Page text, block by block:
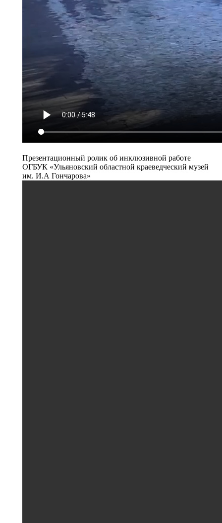
Презентационный ролик об инклюзивной работе
ОГБУК «Ульяновский областной краеведческий музей
им. И.А Гончарова»